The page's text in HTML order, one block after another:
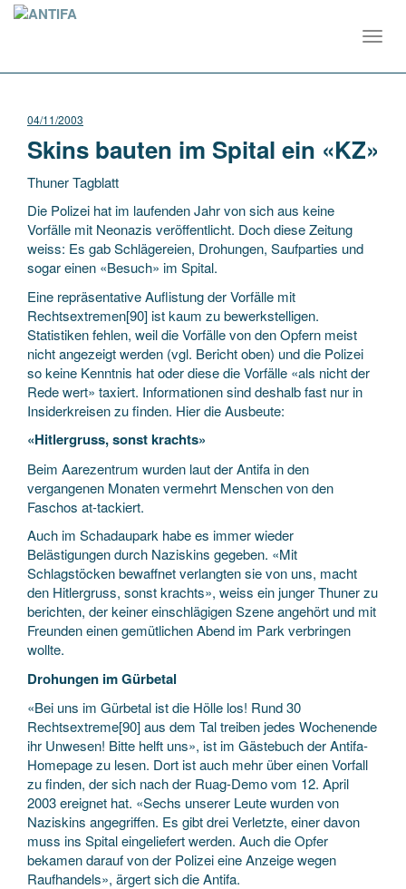
04/11/2003
Skins bauten im Spital ein «KZ»
Thuner Tagblatt
Die Polizei hat im laufenden Jahr von sich aus keine
Vorfälle mit Neonazis veröffentlicht. Doch diese Zeitung
weiss: Es gab Schlägereien, Drohungen, Saufparties und
sogar einen «Besuch» im Spital.
Eine repräsentative Auflistung der Vorfälle mit
Rechtsextremen[90]ist kaum zu bewerkstelligen.
Statistiken fehlen, weil die Vorfälle von den Opfern meist
nicht angezeigt werden (vgl. Bericht oben) und die Polizei
so keine Kenntnis hat oder diese die Vorfälle «als nicht der
Rede wert» taxiert. Informationen sind deshalb fast nur in
Insiderkreisen zu finden. Hier die Ausbeute:
«Hitlergruss, sonst krachts»
Beim Aarezentrum wurden laut der Antifa in den
vergangenen Monaten vermehrt Menschen von den
Faschos at-tackiert.
Auch im Schadaupark habe es immer wieder
Belästigungen durch Naziskins gegeben. «Mit
Schlagstöcken bewaffnet verlangten sie von uns, macht
den Hitlergruss, sonst krachts», weiss ein junger Thuner zu
berichten, der keiner einschlägigen Szene angehört und mit
Freunden einen gemütlichen Abend im Park verbringen
wollte.
Drohungen im Gürbetal
«Bei uns im Gürbetal ist die Hölle los! Rund 30
Rechtsextreme[90] aus dem Tal treiben jedes Wochenende
ihr Unwesen! Bitte helft uns», ist im Gästebuch der Antifa-
Homepage zu lesen. Dort ist auch mehr über einen Vorfall
zu finden, der sich nach der Ruag-Demo vom 12. April
2003 ereignet hat. «Sechs unserer Leute wurden von
Naziskins angegriffen. Es gibt drei Verletzte, einer davon
muss ins Spital eingeliefert werden. Auch die Opfer
bekamen darauf von der Polizei eine Anzeige wegen
Raufhandels», ärgert sich die Antifa.